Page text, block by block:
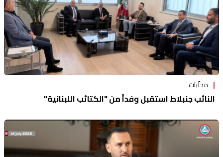
محلّيات
النائب جنبلاط استقبل وفداً من "الكتائب اللبنانية"